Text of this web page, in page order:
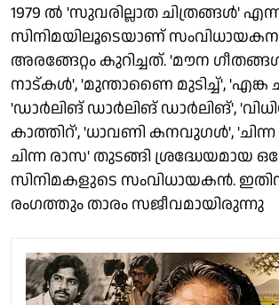
1979 ൽ 'സുവരില്ലാത ചിത്രങ്ങൾ'
സിനിമയിലൂടെയാണ്
അരങ്ങേറ്റം കുറിച്ചത്. 'മൗന
നാട്കൾ', 'മുന്താണൈ മുടിച്ച്', 'എങ്ക
'ഡാർലിങ് ഡാർലിങ് ഡാർലിങ്',
കാത്തിറ്', 'ധാവണി കനവുഗൾ', 'ചിന്ന
ചിന്ന രാസ' തുടങ്ങി ശ്രദ്ധേയമായ
സിനിമകളുടെ സംവിധായകൻ.
രംഗത്തും താരം സജീവമായിരുന്നു